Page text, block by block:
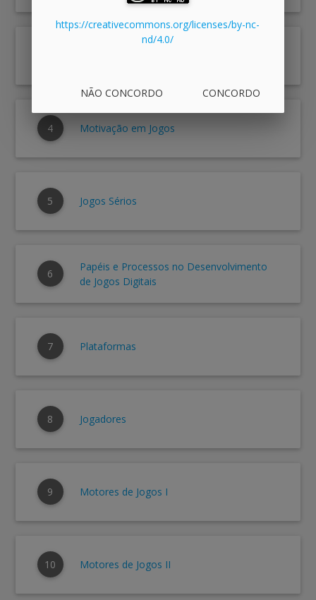
https://creativecommons.org/licenses/by-nc-
nd/4.0/
CONCORDO
NÃO CONCORDO
4 Motivação em Jogos
5 Jogos Sérios
6
Papéis e Processos no Desenvolvimento
de Jogos Digitais
7 Plataformas
8 Jogadores
9 Motores de Jogos I
10 Motores de Jogos II